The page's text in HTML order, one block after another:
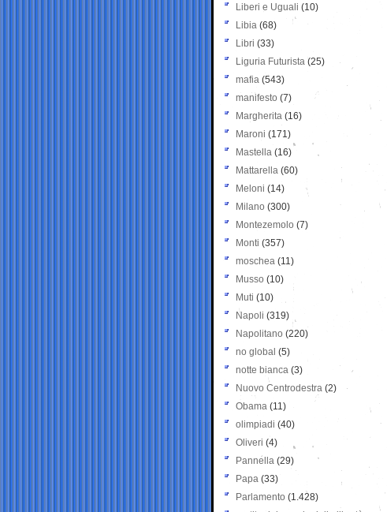
Liberi e Uguali (10)
Libia (68)
Libri (33)
Liguria Futurista (25)
mafia (543)
manifesto (7)
Margherita (16)
Maroni (171)
Mastella (16)
Mattarella (60)
Meloni (14)
Milano (300)
Montezemolo (7)
Monti (357)
moschea (11)
Musso (10)
Muti (10)
Napoli (319)
Napolitano (220)
no global (5)
notte bianca (3)
Nuovo Centrodestra (2)
Obama (11)
olimpiadi (40)
Oliveri (4)
Pannella (29)
Papa (33)
Parlamento (1.428)